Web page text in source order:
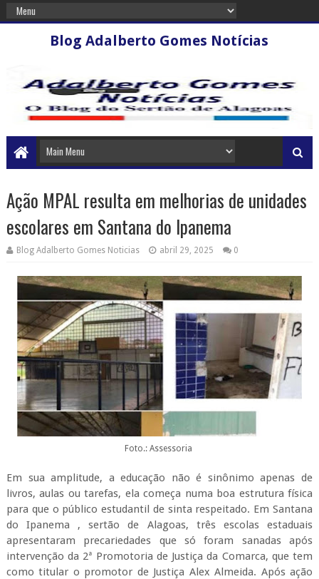
Blog Adalberto Gomes Notícias
Ação MPAL resulta em melhorias de unidades
escolares em Santana do Ipanema
Blog Adalberto Gomes Noticias abril 29, 2025 0
Foto.: Assessoria
Em sua amplitude, a educação não é sinônimo apenas de
livros, aulas ou tarefas, ela começa numa boa estrutura física
para que o público estudantil de sinta respeitado. Em Santana
do Ipanema , sertão de Alagoas, três escolas estaduais
apresentaram precariedades que só foram sanadas após
intervenção da 2ª Promotoria de Justiça da Comarca, que tem
como titular o promotor de Justiça Alex Almeida. Após ação